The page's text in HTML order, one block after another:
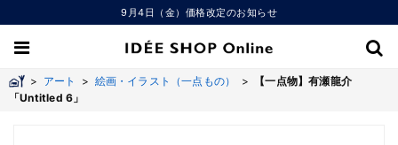
9月4日（金）価格改定のお知らせ
> アート > 絵画・イラスト（一点もの） >
【一点物】有瀬龍介
「Untitled 6」